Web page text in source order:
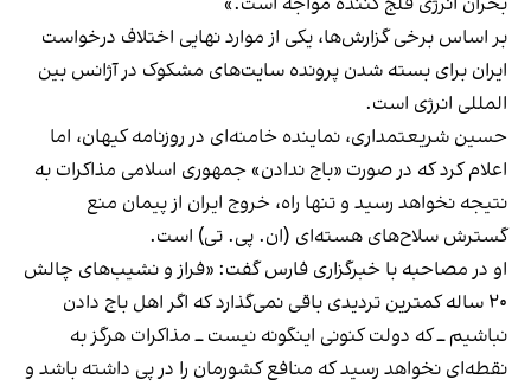
بر اساس برخی گزارش‌ها، یکی از موارد نهایی اختلاف درخواست
ایران برای بسته شدن پرونده سایت‌های مشکوک در آژانس بین
المللی انرژی است.
حسین شریعتمداری، نماینده خامنه‌ای در روزنامه کیهان، اما
اعلام کرد که در صورت «باج ندادن» جمهوری اسلامی مذاکرات به
نتیجه نخواهد رسید و تنها راه، خروج ایران از پیمان منع
گسترش سلاح‌های هسته‌ای (ان. پی. تی) است.
او در مصاحبه با خبرگزاری فارس گفت: «فراز و نشیب‌های چالش
۲۰ ساله کمترین تردیدی باقی نمی‌گذارد که اگر اهل باج دادن
نباشیم ــ که دولت کنونی اینگونه نیست ــ مذاکرات هرگز به
نقطه‌ای نخواهد رسید که منافع کشورمان را در پی داشته باشد و